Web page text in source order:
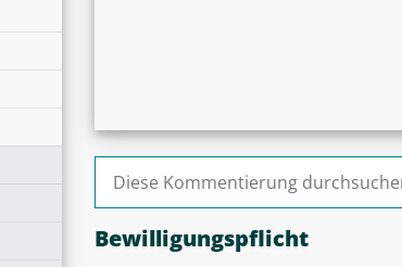
Suchen nach:
Bewilligungspflicht